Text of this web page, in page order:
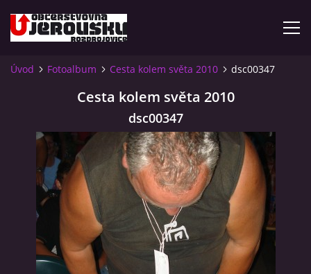
VIDLÁCKÝ VÍCEBOJ 2023 - VIDEO
OTEVÍRACÍ DOBA
VIDLÁCKÝ VÍCEBOJ 2020 - ČLÁNEK Z ROZDROJOVICKÉ
DRBNY 4/2020
Úvod Fotoalbum Cesta kolem světa 2010 dsc00347
Cesta kolem světa 2010
dsc00347